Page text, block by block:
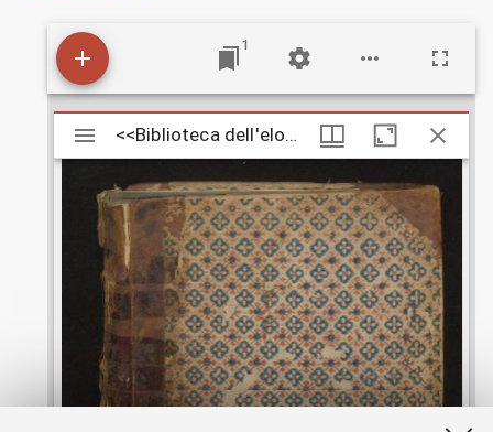
1
M
d
<<Biblioteca dell'eloquenza italiana di monsignore Giusto Fontanini ... con le annotazioni del signor Apostolo Zeno istorico e poeta cesareo ... Tomo primo [-secondo]>> 1
<<Biblioteca dell'eloquenza italiana di